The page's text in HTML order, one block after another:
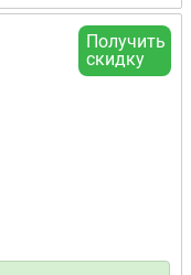
Получить
скидку